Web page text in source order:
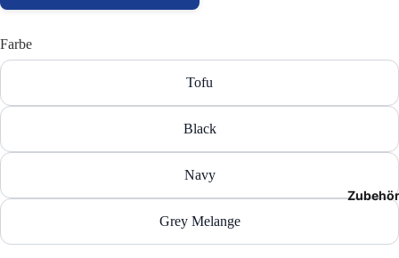
Hosen
Shorts
Zubehör
Farbe
Tofu
Black
Navy
Grey Melange